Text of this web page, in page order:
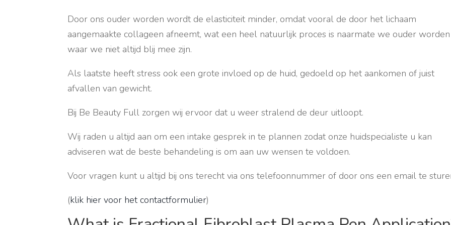
Door ons ouder worden wordt de elasticiteit minder, omdat vooral de door het lichaam
aangemaakte collageen afneemt, wat een heel natuurlijk proces is naarmate we ouder
waar we niet altijd blij mee zijn.
Als laatste heeft stress ook een grote invloed op de huid, gedoeld op het aankomen of juist
afvallen van gewicht.
Bij Be Beauty Full zorgen wij ervoor dat u weer stralend de deur uitloopt.
Wij raden u altijd aan om een intake gesprek in te plannen zodat onze huidspecialiste u kan
adviseren wat de beste behandeling is om aan uw wensen te voldoen.
Voor vragen kunt u altijd bij ons terecht via ons telefoonnummer of door ons een email te
(klik hier voor het contactformulier)